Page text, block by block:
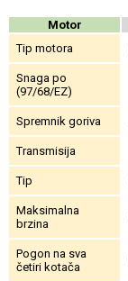
Motor
Tip motora
Snaga po
(97/68/EZ)
Spremnik goriva
Transmisija
Tip
Maksimalna
brzina
Pogon na sva
četiri kotača